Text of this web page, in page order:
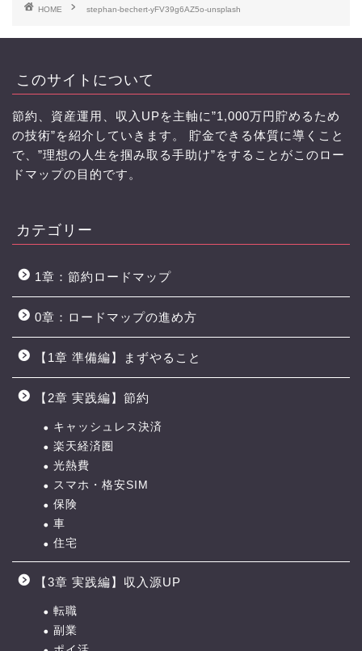
HOME stephan-bechert-yFV39g6AZ5o-unsplash
このサイトについて
節約、資産運用、収入UPを主軸に”1,000万円貯めるため
の技術”を紹介していきます。 貯金できる体質に導くこと
で、”理想の人生を掴み取る手助け”をすることがこのロー
ドマップの目的です。
カテゴリー
1章：節約ロードマップ
0章：ロードマップの進め方
【1章 準備編】まずやること
【2章 実践編】節約
キャッシュレス決済
楽天経済圏
光熱費
スマホ・格安SIM
保険
車
住宅
【3章 実践編】収入源UP
転職
副業